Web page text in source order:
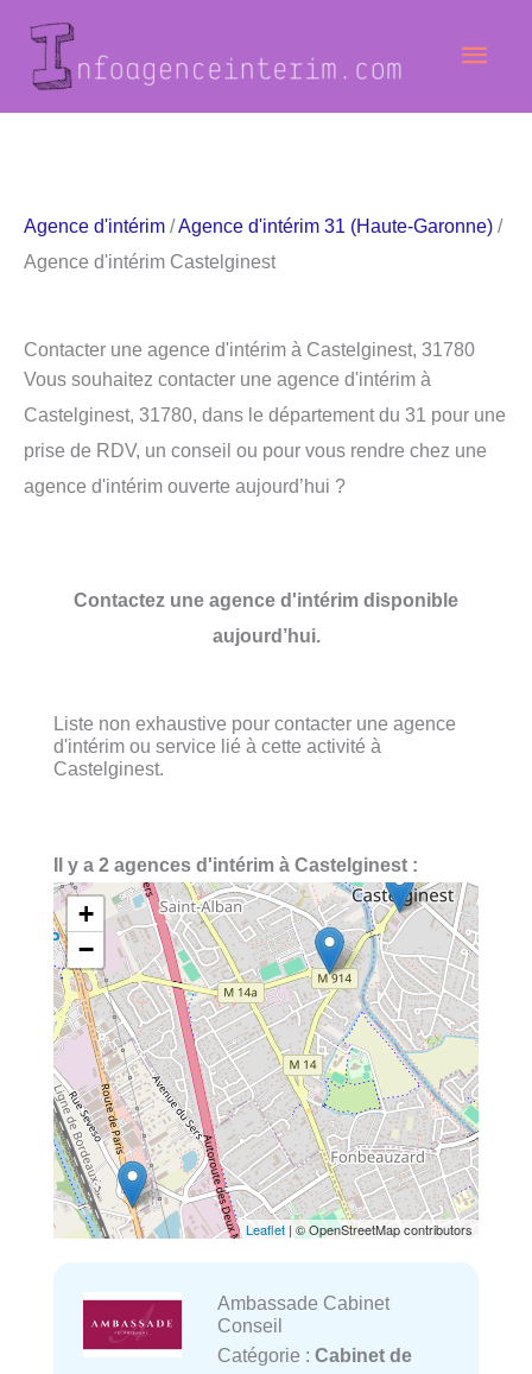
contenu
Agence d'intérim /Agence d'intérim 31 (Haute-Garonne) /
Agence d'intérim Castelginest
Contacter une agence d'intérim à Castelginest, 31780
Vous souhaitez contacter une agence d'intérim à
Castelginest, 31780, dans le département du 31 pour une
prise de RDV, un conseil ou pour vous rendre chez une
agence d'intérim ouverte aujourd’hui ?
Contactez une agence d'intérim disponible
aujourd’hui.
Liste non exhaustive pour contacter une agence
d'intérim ou service lié à cette activité à
Castelginest.
Il y a 2 agences d'intérim à Castelginest :
+
−
Leaflet| © OpenStreetMap contributors
Ambassade Cabinet
Conseil
Catégorie : Cabinet de